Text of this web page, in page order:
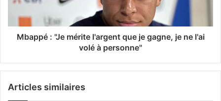
Mbappé : "Je mérite l'argent que je gagne, je ne l'ai
volé à personne"
Articles similaires